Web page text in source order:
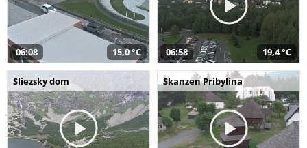
06:08 15,0 °C 06:58 19,4 °C
Sliezsky dom Skanzen Pribylina